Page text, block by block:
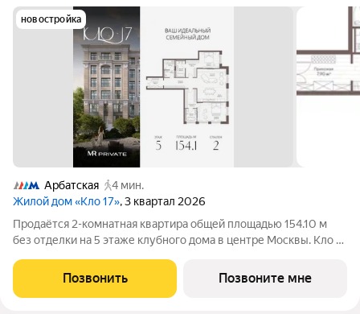
новостройка
Арбатская
4 мин.
Жилой дом «Кло 17», 3 квартал 2026
Продаётся 2-комнатная квартира общей площадью 154.10 м
без отделки на 5 этаже клубного дома в центре Москвы. Кло 17
Староваганьковском переулке. В проекте 26 квартир
площадью от 97 до 232 м и два пентхауса
Позвонить Позвоните мне